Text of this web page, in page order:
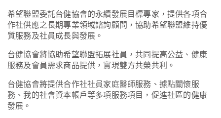
希望聯盟委託台健協會的永續發展目標專家，提供各項合
作社供應之長期專業領域諮詢顧問，協助希望聯盟維持優
質服務及社員成長與發展。
台健協會將協助希望聯盟拓展社員，共同提高公益、健康
服務及會員需求商品提供，實現雙方共榮共利。
台健協會將提供合作社社員家庭醫師服務、據點關懷服
務、我的社會資本帳戶等多項服務項目，促進社區的健康
發展。